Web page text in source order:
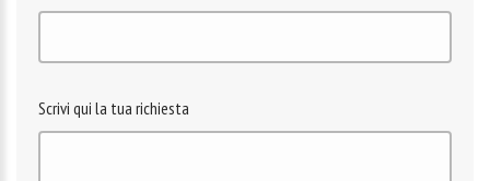
Scrivi qui la tua richiesta